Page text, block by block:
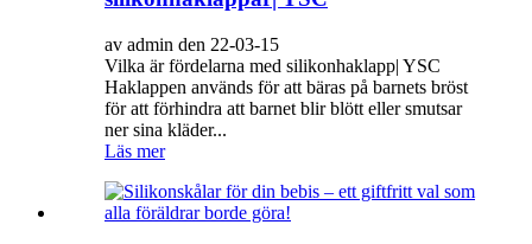
av admin den 22-03-15
Vilka är fördelarna med silikonhaklapp| YSC
Haklappen används för att bäras på barnets bröst
för att förhindra att barnet blir blött eller smutsar
ner sina kläder...
Läs mer